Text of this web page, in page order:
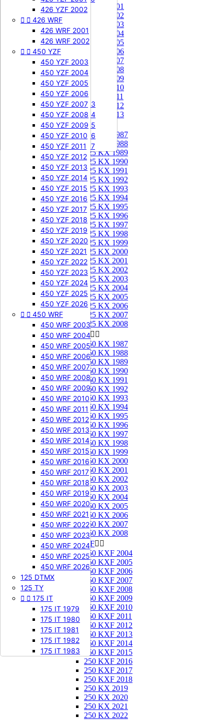
505 SXF
505 SXF 2007
505 SXF 2008
525 SXF
525 SXF 2003
525 SXF 2004
525 SXF 2005
525 SXF 2006
525 EXC-F
525 EXC-F 2003
525 EXC-F 2004
525 EXC-F 2005
525 EXC-F 2006
525 EXC-F 2007
426 YZF 2002
  426 WRF
426 WRF 2001
426 WRF 2002
  450 YZF
450 YZF 2003
450 YZF 2004
450 YZF 2005
450 YZF 2006
450 YZF 2007
450 YZF 2008
450 YZF 2009
450 YZF 2010
450 YZF 2011
450 YZF 2012
450 YZF 2013
450 YZF 2014
450 YZF 2015
450 YZF 2016
450 YZF 2017
450 YZF 2018
450 YZF 2019
450 YZF 2020
450 YZF 2021
450 YZF 2022
450 YZF 2023
450 YZF 2024
450 YZF 2025
450 YZF 2026
  450 WRF
450 WRF 2003
450 WRF 2004
450 WRF 2005
450 WRF 2006
450 WRF 2007
450 WRF 2008
450 WRF 2009
450 WRF 2010
450 WRF 2011
450 WRF 2012
450 WRF 2013
450 WRF 2014
450 WRF 2015
450 WRF 2016
450 WRF 2017
450 WRF 2018
450 WRF 2019
450 WRF 2020
450 WRF 2021
450 WRF 2022
450 WRF 2023
450 WRF 2024
450 WRF 2025
450 WRF 2026
125 DTMX
125 TY
  175 IT
175 IT 1979
175 IT 1980
175 IT 1981
175 IT 1982
175 IT 1983
85 KX 2001
85 KX 2002
85 KX 2003
85 KX 2004
85 KX 2005
85 KX 2006
85 KX 2007
85 KX 2008
85 KX 2009
85 KX 2010
85 KX 2011
85 KX 2012
85 KX 2013
125 KX 
125 KX 1987
125 KX 1988
125 KX 1989
125 KX 1990
125 KX 1991
125 KX 1992
125 KX 1993
125 KX 1994
125 KX 1995
125 KX 1996
125 KX 1997
125 KX 1998
125 KX 1999
125 KX 2000
125 KX 2001
125 KX 2002
125 KX 2003
125 KX 2004
125 KX 2005
125 KX 2006
125 KX 2007
125 KX 2008
250 KX 
250 KX 1987
250 KX 1988
250 KX 1989
250 KX 1990
250 KX 1991
250 KX 1992
250 KX 1993
250 KX 1994
250 KX 1995
250 KX 1996
250 KX 1997
250 KX 1998
250 KX 1999
250 KX 2000
250 KX 2001
250 KX 2002
250 KX 2003
250 KX 2004
250 KX 2005
250 KX 2006
250 KX 2007
250 KX 2008
250 KXF 
250 KXF 2004
250 KXF 2005
250 KXF 2006
250 KXF 2007
250 KXF 2008
250 KXF 2009
250 KXF 2010
250 KXF 2011
250 KXF 2012
250 KXF 2013
250 KXF 2014
250 KXF 2015
250 KXF 2016
250 KXF 2017
250 KXF 2018
250 KX 2019
250 KX 2020
250 KX 2021
250 KX 2022